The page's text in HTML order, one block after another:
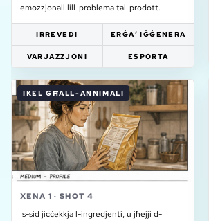
emozzjonali lill-problema tal-prodott.
IRREVEDI ERĠA’ IĠĠENERA
VARJAZZJONI ESPORTA
IKEL GĦALL-ANNIMALI
XENA 1 · SHOT 4
Is-sid jiċċekkja l-ingredjenti, u jħejji d-